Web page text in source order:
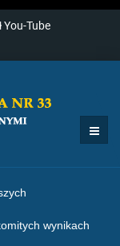
You-Tube
wynikach